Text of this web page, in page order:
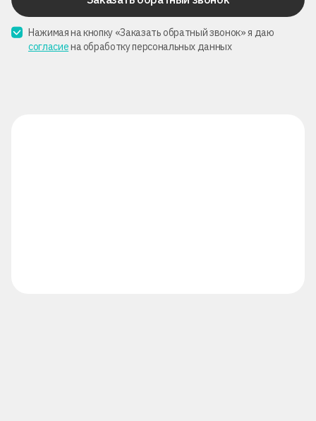
Нажимая на кнопку «Заказать обратный звонок» я даю
согласиена обработку персональных данных